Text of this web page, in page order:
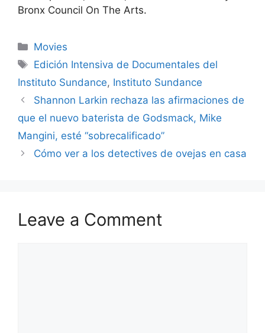
Bronx Council On The Arts.
Categories
Movies
Tags
Edición Intensiva de Documentales del
Instituto Sundance, Instituto Sundance
Shannon Larkin rechaza las afirmaciones de
que el nuevo baterista de Godsmack, Mike
Mangini, esté “sobrecalificado”
Cómo ver a los detectives de ovejas en casa
Leave a Comment